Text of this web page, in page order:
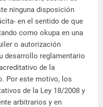
ninguna disposición
en el sentido de que
como okupa en una
o autorización
desarrollo reglamentario
de la
Por este motivo, los
de la Ley 18/2008 y
arbitrarios y en